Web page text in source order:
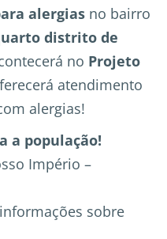
alergias no bairro
distrito de
no Projeto
atendimento
alergias!
a população!
Império –
sobre